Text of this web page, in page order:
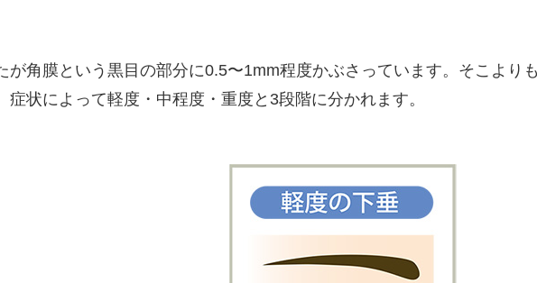
が角膜という黒目の部分に0.5〜1mm程度かぶさっています。そこより
状によって軽度・中程度・重度と3段階に分かれます。